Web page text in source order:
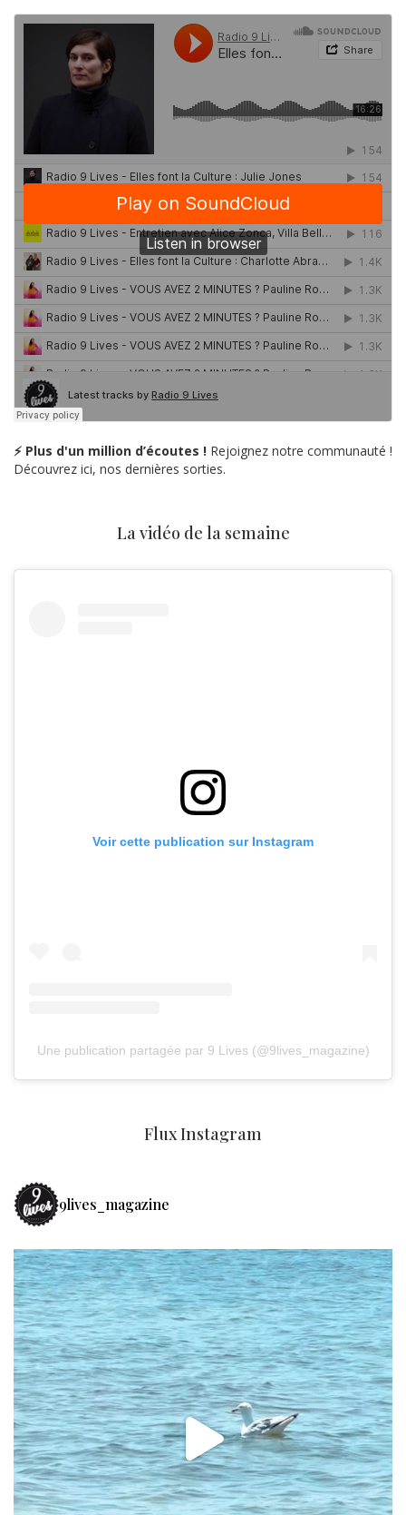
⚡ Plus d'un million d’écoutes ! Rejoignez notre communauté !
Découvrez ici, nos dernières sorties.
La vidéo de la semaine
Voir cette publication sur Instagram
Une publication partagée par 9 Lives (@9lives_magazine)
Flux Instagram
9lives_magazine